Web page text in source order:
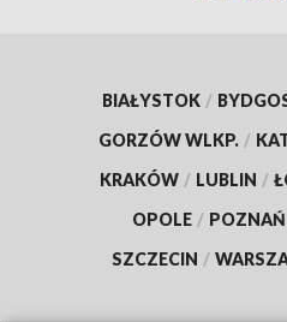
BIAŁYSTOK /
GORZÓW WLKP. /
KRAKÓW / LUBLIN /
OPOLE / POZNAŃ
SZCZECIN /